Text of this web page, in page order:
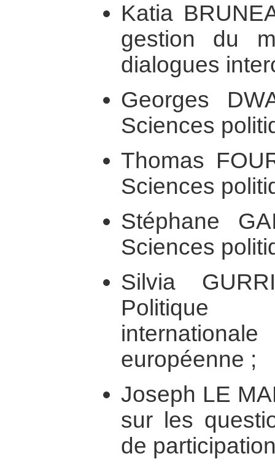
Katia
gestion du
dialogues
Georges
Sciences
Thomas
Sciences
Stéphane
Sciences
Silvia
Politique
européenne ;
Joseph LE
sur les
de